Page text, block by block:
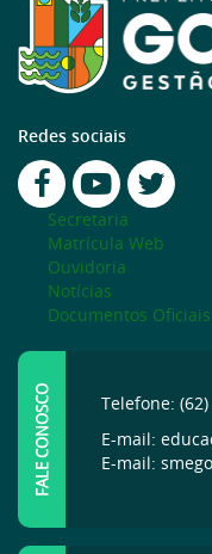
Redes sociais
Secretaria
Matrícula Web
Ouvidoria
Notícias
Documentos Oficiais
FALE CONOSCO
Telefone:
E-mail:
E-mail: